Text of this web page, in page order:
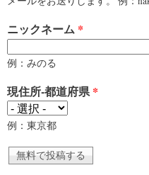
ニックネーム *
例：みのる
現住所-都道府県*
例：東京都